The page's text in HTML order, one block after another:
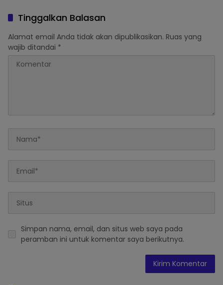
Tinggalkan Balasan
Alamat email Anda tidak akan dipublikasikan. Ruas yang
wajib ditandai *
Simpan nama, email, dan situs web saya pada
peramban ini untuk komentar saya berikutnya.